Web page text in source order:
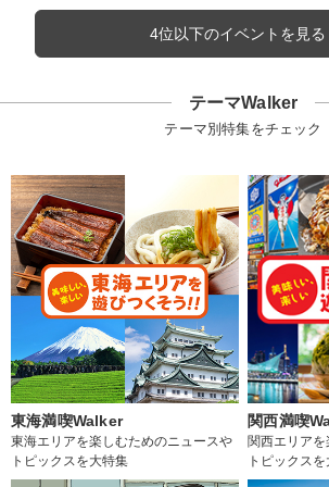
4位以下のイベントを見る
テーマWalker
テーマ別特集をチェック
東海満喫Walker
東海エリアを楽しむためのニュースや
トピックスを大特集
関西満喫
関西エリア
トピックス